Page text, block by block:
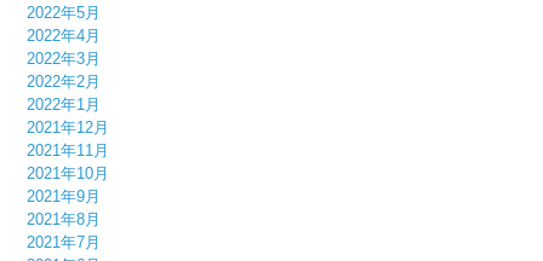
2022年5月
2022年4月
2022年3月
2022年2月
2022年1月
2021年12月
2021年11月
2021年10月
2021年9月
2021年8月
2021年7月